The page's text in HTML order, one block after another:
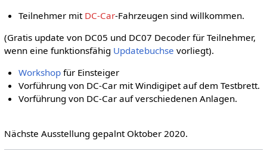
Teilnehmer mit DC-Car-Fahrzeugen sind willkommen.
(Gratis update von DC05 und DC07 Decoder für Teilnehmer,
wenn eine funktionsfähig Updatebuchse vorliegt).
Workshop für Einsteiger
Vorführung von DC-Car mit Windigipet auf dem Testbrett.
Vorführung von DC-Car auf verschiedenen Anlagen.
Nächste Ausstellung gepalnt Oktober 2020.